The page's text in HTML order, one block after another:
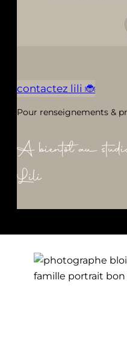
contactez lili 🐞
Pour renseignements &
A bientôt au
Lili